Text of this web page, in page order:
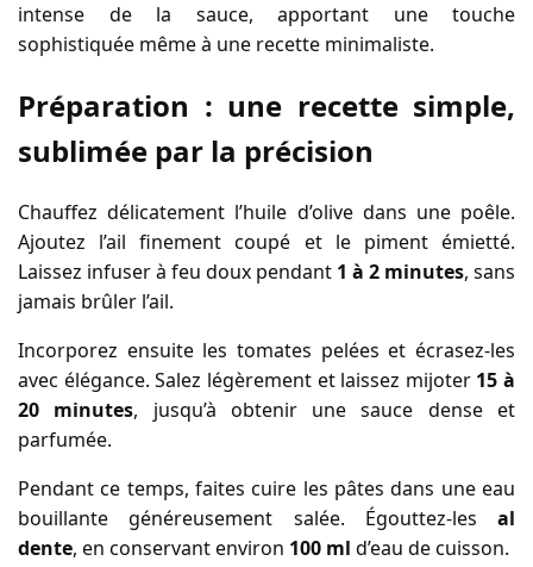
intense de la sauce, apportant une touche
sophistiquée même à une recette minimaliste.
Préparation : une recette simple,
sublimée par la précision
Chauffez délicatement l’huile d’olive dans une poêle.
Ajoutez l’ail finement coupé et le piment émietté.
Laissez infuser à feu doux pendant 1 à 2 minutes, sans
jamais brûler l’ail.
Incorporez ensuite les tomates pelées et écrasez-les
avec élégance. Salez légèrement et laissez mijoter 15 à
20 minutes, jusqu’à obtenir une sauce dense et
parfumée.
Pendant ce temps, faites cuire les pâtes dans une eau
bouillante généreusement salée. Égouttez-les al
dente, en conservant environ 100 ml d’eau de cuisson.